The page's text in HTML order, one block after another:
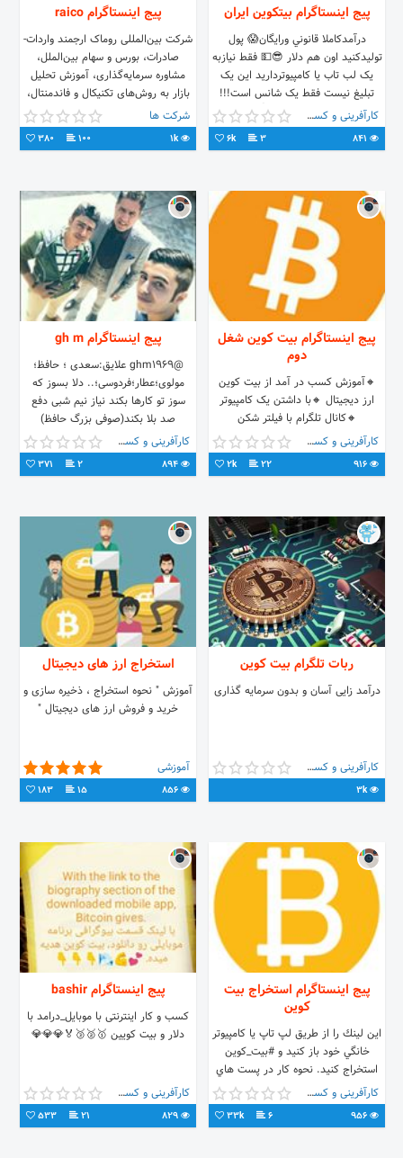
پیج اینستاگرام بیتکوین ایران
درآمدكاملا قانوني ورايگان😱 پول
توليدكنيد اون هم دلار 😎💵 فقط نیازبه
یک لب تاب يا كامپيوترداريد این یک
تبلیغ نیست فقط یک شانس است!!!
اطلاعات درکانال👇
کارآفرینی و کسب و کار
3
6k
پیج اینستاگرام raico
شرکت بین‌المللی روماک ارجمند واردات-
صادرات، بورس و سهام بین‌الملل،
مشاوره سرمایه‌گذاری، آموزش تحلیل
بازار به روش‌های تکنیکال و فاندمنتال،
ارائه سیگنال و پیشنهادهای خرید و
فروش در بورس و سهام، کارآفرینی در
عرصه صنعت.
شرکت ها
1k
100
380
پیج اینستاگرام بیت کوین شغل
دوم
🔸آموزش کسب در آمد از بیت کوین
ارز دیجیتال 🔸با داشتن یک کامپیوتر
🔸کانال تلگرام با فیلتر شکن
https://get.cryptobrowser.site/3430094
کارآفرینی و کسب و کار
22
2k
پیج اینستاگرام gh m
@ghm1969 علایق:سعدی ؛ حافظ؛
مولوی؛عطار؛فردوسی؛.. دلا بسوز که
سوز تو کارها بکند نیاز نیم شبی دفع
صد بلا بکند(صوفی بزرگ حافظ)
کارآفرینی و کسب و کار
2
371
ربات تلگرام بیت کوین
درآمد زایی آسان و بدون سرمایه گذاری
کارآفرینی و کسب و کار
3k
استخراج ارز های دیجیتال
آموزش " نحوه استخراج ، ذخیره سازی و
خرید و فروش ارز های دیجیتال "
آموزشی
15
183
پیج اینستاگرام استخراج بيت
كوين
اين لينك را از طريق لپ تاپ يا كامپيوتر
خانگي خود باز كنيد و #بيت_كوين
استخراج كنيد. نحوه كار در پست هاي
زير توضيح داده شده است
کارآفرینی و کسب و کار
6
33k
پیج اینستاگرام bashir
کسب و کار اینترنتی با موبایل_درامد با
دلار و بیت کویین 🥇🥈🥉🏅💎💎💎
کارآفرینی و کسب و کار
21
533